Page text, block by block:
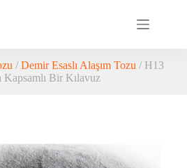
/Demir Esaslı Alaşım Tozu / H13
Kapsamlı Bir Kılavuz